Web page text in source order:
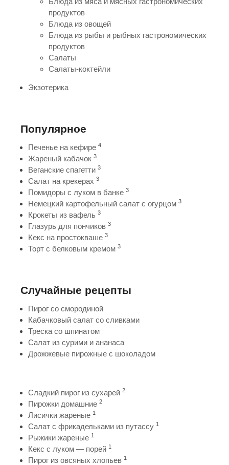
продуктов
Блюда из овощей
Блюда из рыбы и рыбных гастрономических
продуктов
Салаты
Салаты-коктейли
Экзотерика
Популярное
Печенье на кефире 4
Жареный кабачок 3
Веганские спагетти 3
Салат на крекерах 3
Помидоры с луком в банке 3
Немецкий картофельный салат с огурцом 3
Крокеты из вафель 3
Глазурь для пончиков 3
Кекс на простокваше 3
Торт с белковым кремом 3
Случайные рецепты
Пирог со смородиной
Кабачковый салат со сливками
Треска со шпинатом
Салат из сурими и ананаса
Дрожжевые пирожные с шоколадом
Сладкий пирог из сухарей 2
Пирожки домашние 2
Лисички жареные 1
Салат с фрикадельками из путассу 1
Рыжики жареные 1
Кекс с луком — порей 1
Пирог из овсяных хлопьев 1